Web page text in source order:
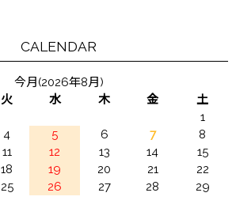
CALENDAR
今月(2026年8月)
火 水 木 金
土
1
4 5 6 7
8
11 12 13 14
15
18 19 20 21
22
25 26 27 28
29